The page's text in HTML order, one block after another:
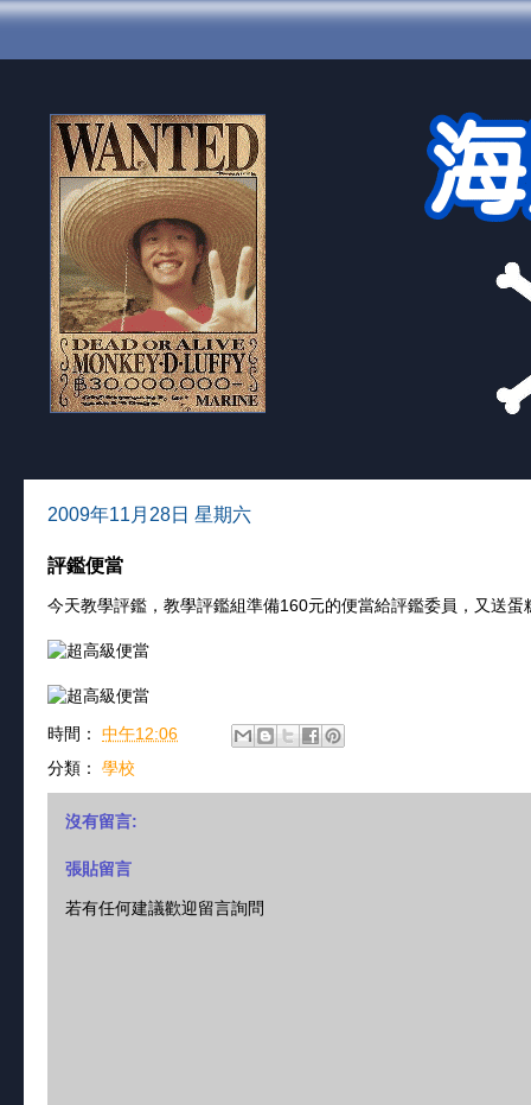
2009年11月28日 星期六
評鑑便當
今天教學評鑑，教學評鑑組準備160元的便當給評鑑委員，又送
時間： 中午12:06
分類： 學校
沒有留言:
張貼留言
若有任何建議歡迎留言詢問